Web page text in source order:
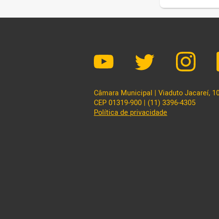
Câmara Municipal | Viaduto Jacareí,
CEP 01319-900 | (11) 3396-4305
Política de privacidade